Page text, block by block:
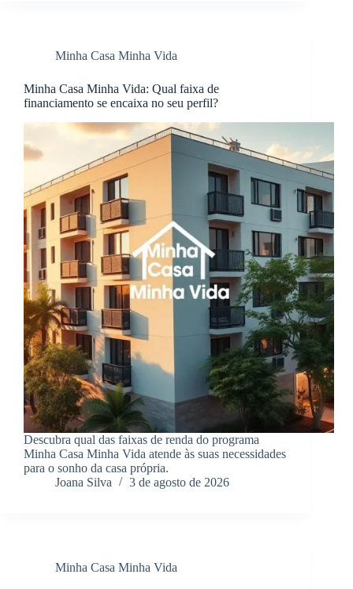
Minha Casa Minha Vida
Minha Casa Minha Vida: Qual faixa de
financiamento se encaixa no seu perfil?
Descubra qual das faixas de renda do programa
Minha Casa Minha Vida atende às suas necessidades
para o sonho da casa própria.
Joana Silva
3 de agosto de 2026
Minha Casa Minha Vida